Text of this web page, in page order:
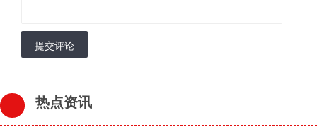
提交评论
热点资讯